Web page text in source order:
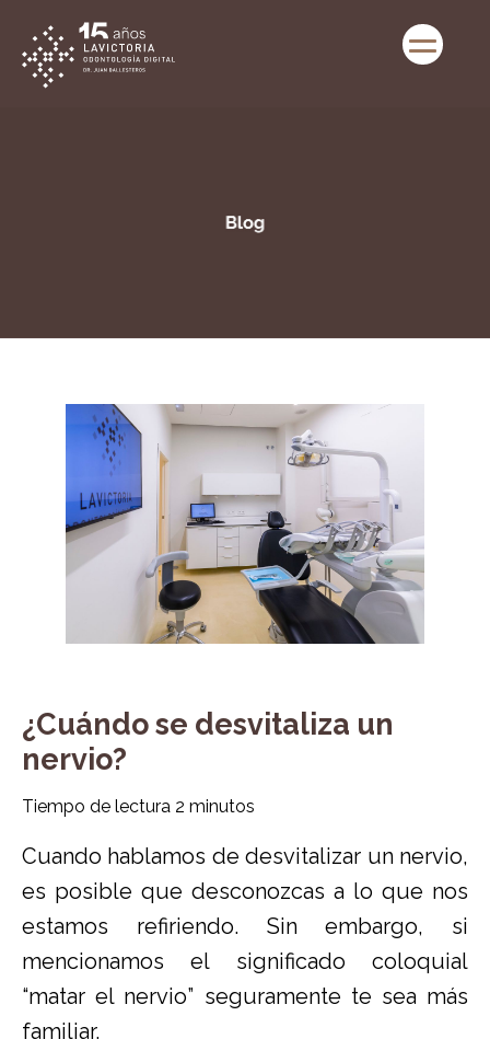
¿Cuándo se desvitaliza un
nervio?
Tiempo de lectura 2 minutos
Cuando hablamos de desvitalizar un nervio,
es posible que desconozcas a lo que nos
estamos refiriendo. Sin embargo, si
mencionamos el significado coloquial
“matar el nervio” seguramente te sea más
familiar.